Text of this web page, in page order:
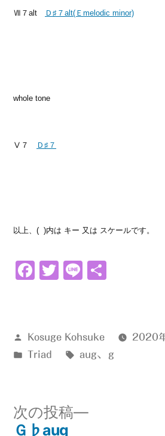
Ⅶ７alt Ｄ♯７alt(Ｅmelodic minor)
whole tone
Ⅴ７ Ｄ♯７
以上、( )内は キー 又は スケールです。
Facebook
Twitter
Line
投
稿
Kosuge Kohsuke
2020
カ
ー:
Triad
タ
aug、 ｇ
次の投稿
次
Ｇ♭aug